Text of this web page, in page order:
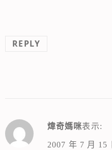
REPLY
煒奇媽咪表示:
2007 年 7 月 15